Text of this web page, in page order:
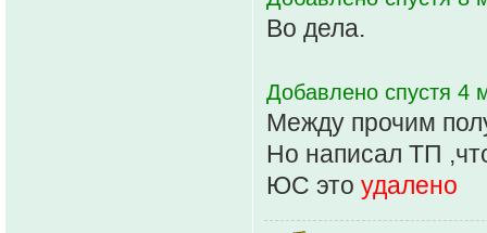
Во дела.
Добавлено спустя 4
Между прочим
Но написал ТП
ЮС это удалено